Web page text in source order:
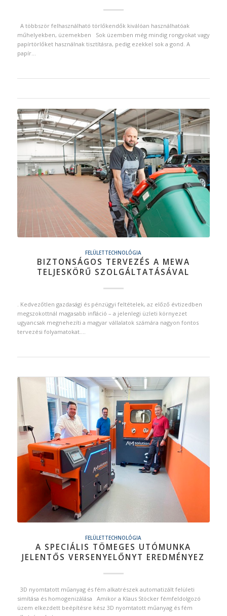
A többször felhasználható törlőkendők kiválóan használhatóak
műhelyekben, üzemekben Sok üzemben még mindig rongyokat vagy
papírtörlőket használnak tisztításra, pedig ezekkel sok a gond. A
papír…
FELÜLETTECHNOLÓGIA
BIZTONSÁGOS TERVEZÉS A MEWA
TELJESKÖRŰ SZOLGÁLTATÁSÁVAL
. Kedvezőtlen gazdasági és pénzügyi feltételek, az előző évtizedben
megszokottnál magasabb infláció – a jelenlegi üzleti környezet
ugyancsak megnehezíti a magyar vállalatok számára nagyon fontos
tervezési folyamatokat.…
FELÜLETTECHNOLÓGIA
A SPECIÁLIS TÖMEGES UTÓMUNKA
JELENTŐS VERSENYELŐNYT EREDMÉNYEZ
3D nyomtatott műanyag és fém alkatrészek automatizált felületi
simítása és homogenizálása Amikor a Klaus Stöcker fémfeldolgozó
üzem elkezdett beépítésre kész 3D nyomtatott műanyag és fém